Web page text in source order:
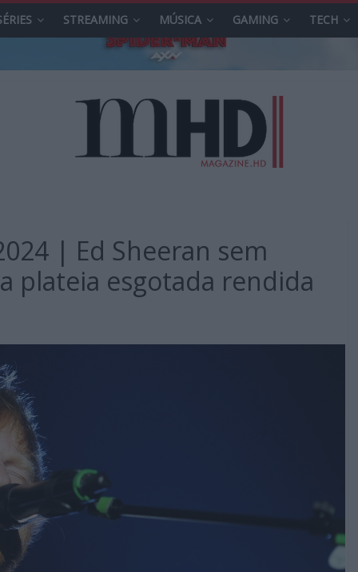
STREAMING MÚSICA GAMING TECH
| Ed Sheeran sem
plateia esgotada rendida